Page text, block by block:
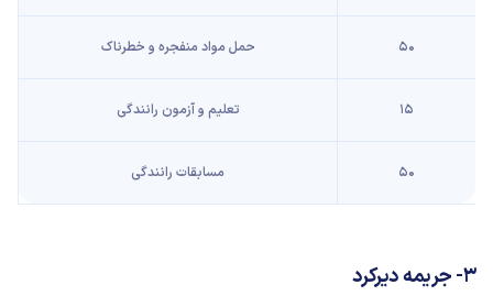
۵۰ حمل مواد منفجره و خطرناک
۱۵ تعلیم و آزمون رانندگی
۵۰ مسابقات رانندگی
۳- جریمه دیرکرد